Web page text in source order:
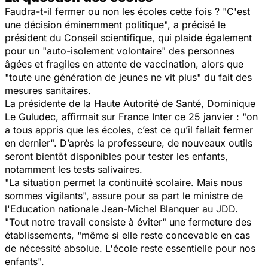
Faudra-t-il fermer ou non les écoles cette fois ? "C'est
une décision éminemment politique", a précisé le
président du Conseil scientifique, qui plaide également
pour un "auto-isolement volontaire" des personnes
âgées et fragiles en attente de vaccination, alors que
"toute une génération de jeunes ne vit plus" du fait des
mesures sanitaires.
La présidente de la Haute Autorité de Santé, Dominique
Le Guludec, affirmait sur France Inter ce 25 janvier : "on
a tous appris que les écoles, c’est ce qu’il fallait fermer
en dernier". D’après la professeure, de nouveaux outils
seront bientôt disponibles pour tester les enfants,
notamment les tests salivaires.
"La situation permet la continuité scolaire. Mais nous
sommes vigilants", assure pour sa part le ministre de
l'Education nationale Jean-Michel Blanquer au JDD.
"Tout notre travail consiste à éviter" une fermeture des
établissements, "même si elle reste concevable en cas
de nécessité absolue. L'école reste essentielle pour nos
enfants".